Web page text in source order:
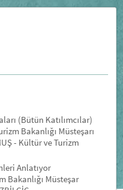
(Bütün Katılımcılar)
Bakanlığı Müsteşarı
- Kültür ve Turizm
Anlatıyor
Bakanlığı Müsteşar